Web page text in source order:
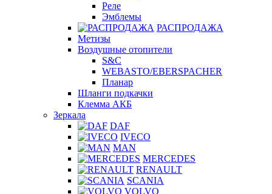
Реле
Эмблемы
РАСПРОДАЖА
Метизы
Воздушные отопители
S&C
WEBASTO/EBERSPACHER
Планар
Шланги подкачки
Клемма АКБ
Зеркала
DAF
IVECO
MAN
MERCEDES
RENAULT
SCANIA
VOLVO